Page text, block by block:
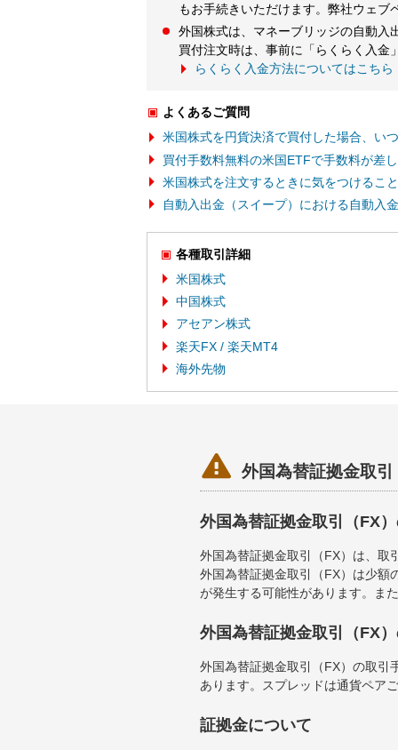
もお手続きいただけます。弊社ウェ
外国株式は、マネーブリッジの自動入
買付注文時は、事前に「らくらく入金
らくらく入金方法についてはこちら
よくあるご質問
米国株式を円貨決済で買付した場合、い
買付手数料無料の米国ETFで手数料が差
米国株式を注文するときに気をつけるこ
自動入出金（スイープ）における自動入
各種取引詳細
米国株式
中国株式
アセアン株式
楽天FX / 楽天MT4
海外先物
 外国為替証拠金取
外国為替証拠金取引（FX
外国為替証拠金取引（FX）は、取
外国為替証拠金取引（FX）は少額
が発生する可能性があります。ま
外国為替証拠金取引（FX
外国為替証拠金取引（FX）の取引
あります。スプレッドは通貨ペア
証拠金について